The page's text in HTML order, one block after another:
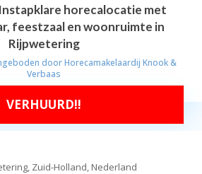
horecalocatie met
feestzaal en woonruimte in
Rijpwetering
doorHorecamakelaardij Knook &
Verbaas
VERHUURD!!
Zuid-Holland, Nederland